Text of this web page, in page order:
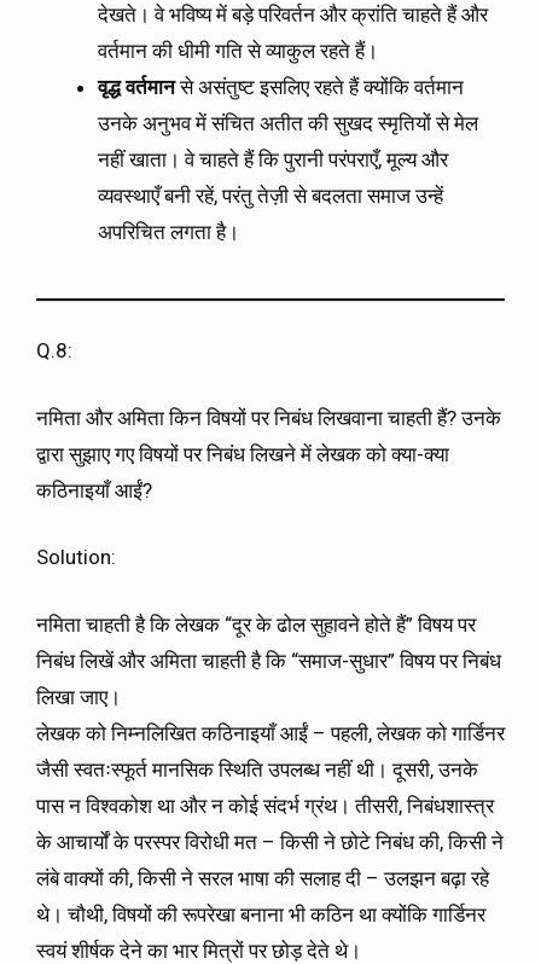
देखते। वे भविष्य में बड़े परिवर्तन और क्रांति चाहते हैं और
वर्तमान की धीमी गति से व्याकुल रहते हैं।
वृद्ध वर्तमानसे असंतुष्ट इसलिए रहते हैं क्योंकि वर्तमान
उनके अनुभव में संचित अतीत की सुखद स्मृतियों से मेल
नहीं खाता। वे चाहते हैं कि पुरानी परंपराएँ, मूल्य और
व्यवस्थाएँ बनी रहें, परंतु तेज़ी से बदलता समाज उन्हें
अपरिचित लगता है।
Q.8:
नमिता और अमिता किन विषयों पर निबंध लिखवाना चाहती हैं? उनके
द्वारा सुझाए गए विषयों पर निबंध लिखने में लेखक को क्या-क्या
कठिनाइयाँ आईं?
Solution:
नमिता चाहती है कि लेखक “दूर के ढोल सुहावने होते हैं” विषय पर
निबंध लिखें और अमिता चाहती है कि “समाज-सुधार” विषय पर निबंध
लिखा जाए।
लेखक को निम्नलिखित कठिनाइयाँ आईं – पहली, लेखक को गार्डिनर
जैसी स्वतःस्फूर्त मानसिक स्थिति उपलब्ध नहीं थी। दूसरी, उनके
पास न विश्वकोश था और न कोई संदर्भ ग्रंथ। तीसरी, निबंधशास्त्र
के आचार्यों के परस्पर विरोधी मत – किसी ने छोटे निबंध की, किसी ने
लंबे वाक्यों की, किसी ने सरल भाषा की सलाह दी – उलझन बढ़ा रहे
थे। चौथी, विषयों की रूपरेखा बनाना भी कठिन था क्योंकि गार्डिनर
स्वयं शीर्षक देने का भार मित्रों पर छोड़ देते थे।